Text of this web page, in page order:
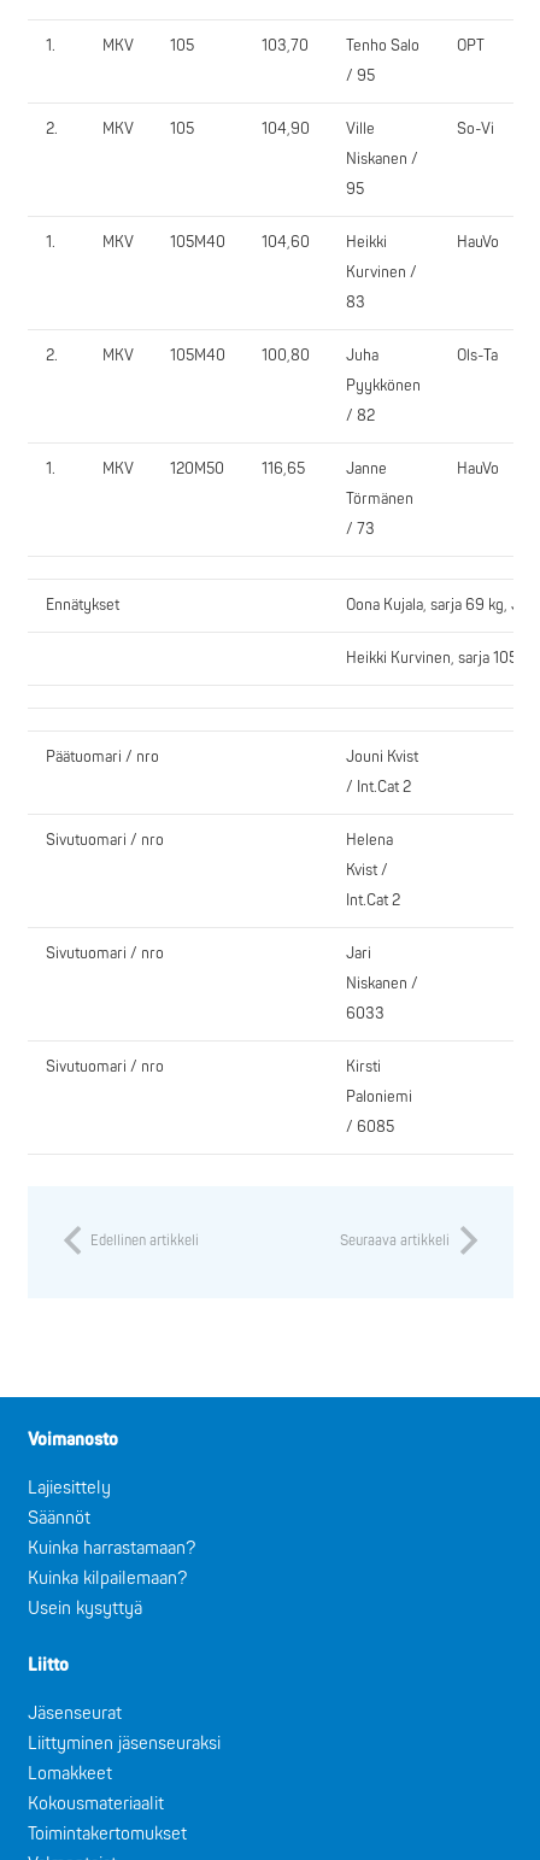
1. MKV 105 103,70
Tenho Salo
/ 95
OPT
2. MKV 105 104,90
Ville
Niskanen /
95
So-Vi
1. MKV 105M40 104,60
Heikki
Kurvinen /
83
HauVo
2. MKV 105M40 100,80
Juha
Pyykkönen
/ 82
Ols-Ta
1. MKV 120M50 116,65
Janne
Törmänen
/ 73
HauVo
Ennätykset Oona Kujala, sarja 69 kg, JK
Heikki Kurvinen, sarja 105
Päätuomari / nro
Jouni Kvist
/ Int.Cat 2
Sivutuomari / nro
Helena
Kvist /
Int.Cat 2
Sivutuomari / nro
Jari
Niskanen /
6033
Sivutuomari / nro
Kirsti
Paloniemi
/ 6085
Edellinen artikkeli Seuraava artikkeli
Voimanosto
Lajiesittely
Säännöt
Kuinka harrastamaan?
Kuinka kilpailemaan?
Usein kysyttyä
Liitto
Jäsenseurat
Liittyminen jäsenseuraksi
Lomakkeet
Kokousmateriaalit
Toimintakertomukset